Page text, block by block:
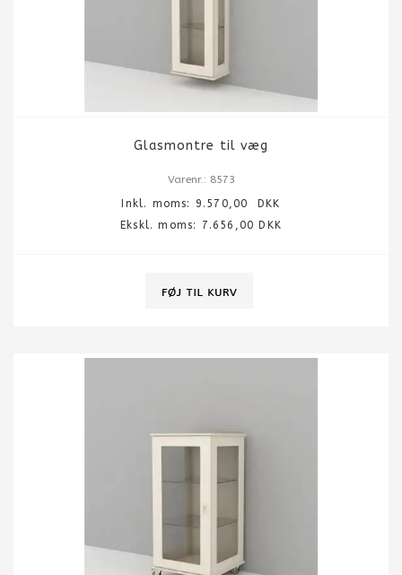
Glasmontre til væg
Varenr.: 8573
Inkl. moms: 9.570,00
DKK
Ekskl. moms: 7.656,00 DKK